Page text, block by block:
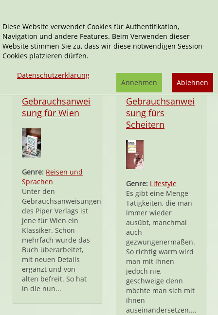
Gebrauchsanweisung für...
Gebrauchsanwei
sung für Wien
Genre: Reisen und
Sprachen
Unter den
Gebrauchsanweisungen
des Piper Verlags ist
jene für Wien ein
Klassiker. Schon
mehrfach wurde das
Buch überarbeitet,
mit neuen Details
ergänzt und von
alten befreit. So hat
in die nun...
Taschenbuch
Gebrauchsanwei
sung fürs
Scheitern
Genre: Lifestyle
Es gibt eine Menge
Tätigkeiten, die man
immer wieder
ausübt, manchmal
auch
gezwungenermaßen.
So richtig warm wird
man mit ihnen
jedoch nie,
geschweige denn
möchte man sich mit
ihnen
auseinandersetzen....
Diese Website verwendet Cookies für Authentifikation,
Navigation und andere Features. Beim Verwenden dieser
Website stimmen Sie zu, dass wir diese notwendigen Session-
Cookies platzieren dürfen.
Datenschutzerklärung
Ablehnen
Annehmen